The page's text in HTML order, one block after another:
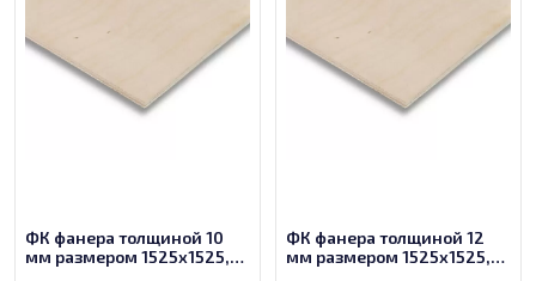
ФК фанера толщиной 10
мм размером 1525х1525,
ФК фанера толщиной 12
мм размером 1525х1525,